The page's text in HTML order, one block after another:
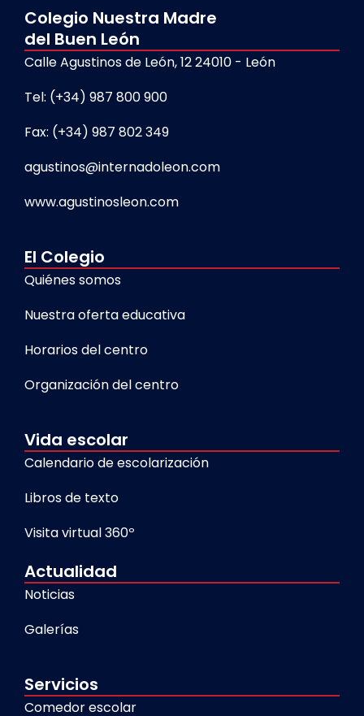
Colegio Nuestra Madre
del Buen León
Calle Agustinos de León, 12 24010 - León
Tel: (+34) 987 800 900
Fax: (+34) 987 802 349
agustinos@internadoleon.com
www.agustinosleon.com
El Colegio
Quiénes somos
Nuestra oferta educativa
Horarios del centro
Organización del centro
Vida escolar
Calendario de escolarización
Libros de texto
Visita virtual 360º
Actualidad
Noticias
Galerías
Servicios
Comedor escolar